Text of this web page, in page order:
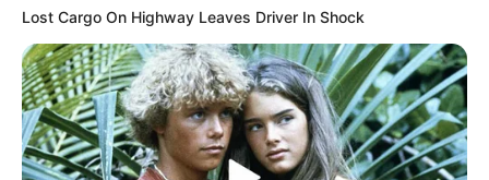
Lost Cargo On Highway Leaves Driver In Shock